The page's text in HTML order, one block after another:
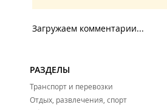
Загружаем комментарии...
РАЗДЕЛЫ
Транспорт и перевозки
Отдых, развлечения, спорт